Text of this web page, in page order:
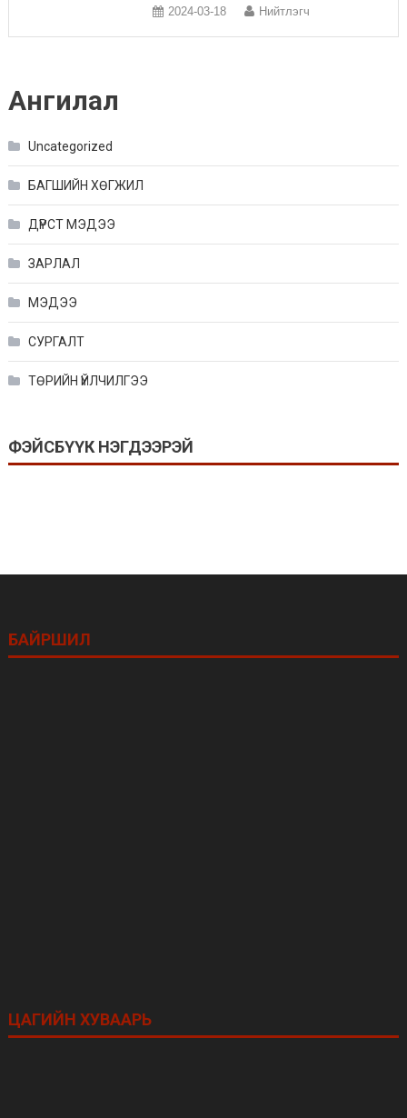
2024-03-18 Нийтлэгч
Ангилал
Uncategorized
БАГШИЙН ХӨГЖИЛ
ДҮРСТ МЭДЭЭ
ЗАРЛАЛ
МЭДЭЭ
СУРГАЛТ
ТӨРИЙН ҮЙЛЧИЛГЭЭ
ФЭЙСБҮҮК НЭГДЭЭРЭЙ
БАЙРШИЛ
ЦАГИЙН ХУВААРЬ